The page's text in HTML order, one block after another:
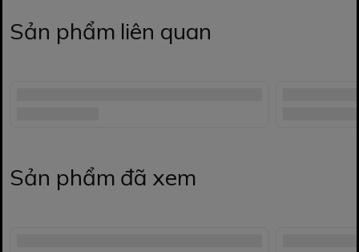
Sản phẩm liên quan
Sản phẩm đã xem